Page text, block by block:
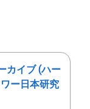
カイブ (ハー
ー日本研究